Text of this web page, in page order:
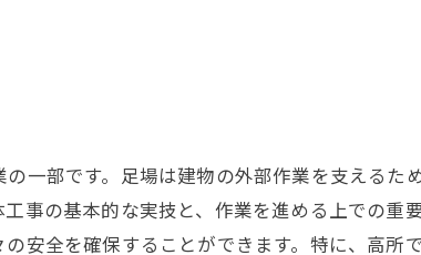
一部です。足場は建物の外部作業を支える
事の基本的な実技と、作業を進める上での重
安全を確保することができます。特に、高